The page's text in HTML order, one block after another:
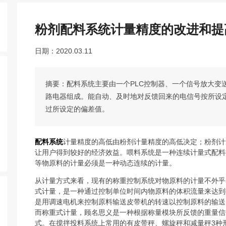
粉剂配料系统计量精度的改进和
日期：2020.03.11
摘要：配料系统主要由一个PLC控制器、一个信号放大
路电器组成。能自动、及时地对反馈回来的电信号按所
过所设定的偏差值。
配料系统计量精度的高低由粉剂计量精度的高低决定；粉剂
让用户得到较好的经济效益。喂料系统是一种连续计量式配
等物原料的计量必须是一种动态连续的计量。
从计量方式来看，现有的称重控制系统对物原料的计量不外
式计量，是一种通过控制单位时间内物原料的体积流量来达
是用调速电机来控制原料输送皮带机的转速以控制原料的输
而称重式计量，顾名思义是一种根据称量模块所反馈的重量
式。在搅拌投料系统上常用的有皮带秤、螺旋秤和减量秤3